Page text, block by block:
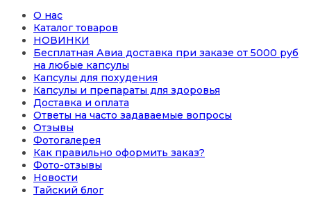
О нас
Каталог товаров
НОВИНКИ
Бесплатная Авиа доставка при заказе от 5000 руб
на любые капсулы
Капсулы для похудения
Капсулы и препараты для здоровья
Доставка и оплата
Ответы на часто задаваемые вопросы
Отзывы
Фотогалерея
Как правильно оформить заказ?
Фото-отзывы
Новости
Тайский блог